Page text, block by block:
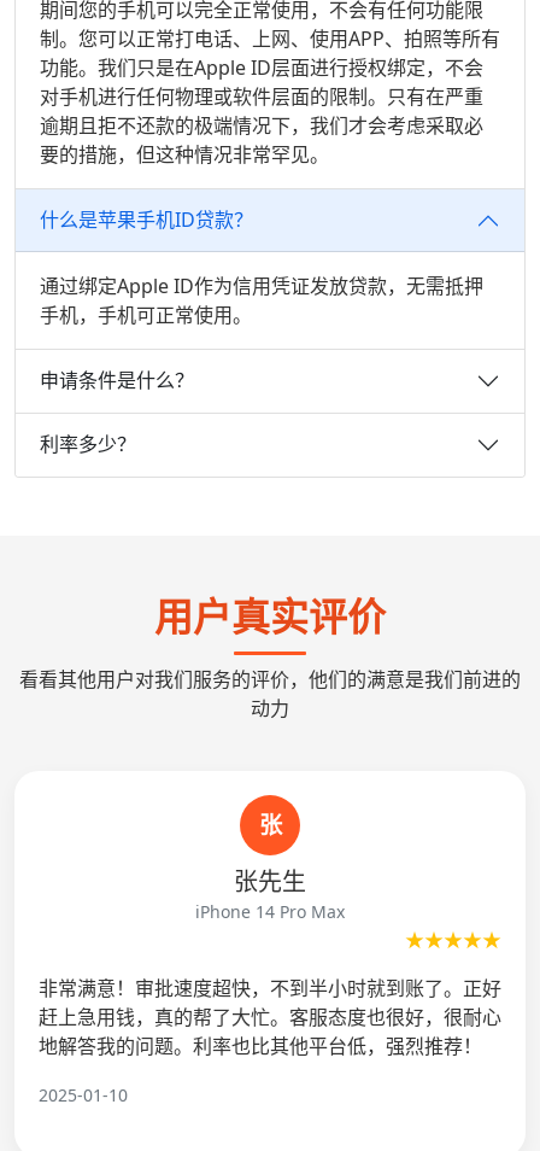
期间您的手机可以完全正常使用，不会有任何功能限
制。您可以正常打电话、上网、使用APP、拍照等所有
功能。我们只是在Apple ID层面进行授权绑定，不会
对手机进行任何物理或软件层面的限制。只有在严重
逾期且拒不还款的极端情况下，我们才会考虑采取必
要的措施，但这种情况非常罕见。
什么是苹果手机ID贷款？
通过绑定Apple ID作为信用凭证发放贷款，无需抵押
手机，手机可正常使用。
申请条件是什么？
利率多少？
用户真实评价
看看其他用户对我们服务的评价，他们的满意是我们前进的
动力
张
张先生
iPhone 14 Pro Max
★★★★★
非常满意！审批速度超快，不到半小时就到账了。正好
赶上急用钱，真的帮了大忙。客服态度也很好，很耐心
地解答我的问题。利率也比其他平台低，强烈推荐！
2025-01-10